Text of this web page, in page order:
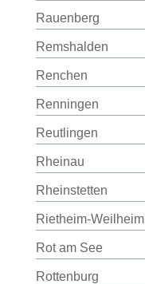
Rauenberg
Remshalden
Renchen
Renningen
Reutlingen
Rheinau
Rheinstetten
Rietheim-Weilheim
Rot am See
Rottenburg